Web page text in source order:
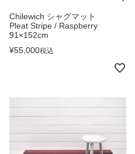
Chilewich シャグマット
Pleat Stripe / Raspberry
91×152cm
¥55,000税込